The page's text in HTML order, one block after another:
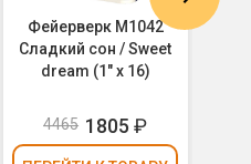
Фейерверк M1042
Сладкий сон / Sweet
dream (1" х 16)
4465 1805 ₽